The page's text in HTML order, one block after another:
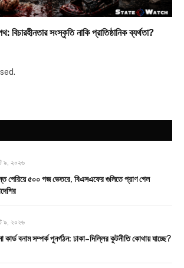
সংস্কৃতি নাকি প্রাতিষ্ঠানিক ব্যর্থতা?
৯, ২০২৬
পেরিয়ে ৫০০ গজ ভেতরে, বিএসএফের গুলিতে প্রাণ গেল
৯, ২০২৬
কার্ড বনাম সম্পর্ক পুনর্গঠন: ঢাকা–দিল্লির কূটনীতি কোথায় যাচ্ছে?